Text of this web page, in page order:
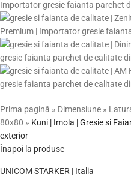
Prima pagină » Dimensiune »
80x80 » Kuni | Imola | Gresie si
exterior
Înapoi la produse
UNICOM STARKER | Italia